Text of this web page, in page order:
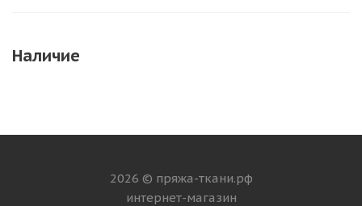
Наличие
2026 © пряжа-ткани.рф
интернет-магазин